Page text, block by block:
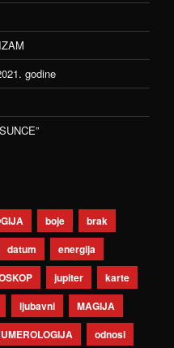
godine
boje
brak
datum
energija
jupiter
karte
ljubavni
MAGIJA
odnosi